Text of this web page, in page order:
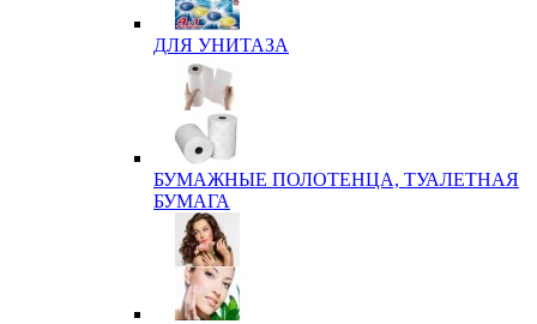
ДЛЯ УНИТАЗА
БУМАЖНЫЕ ПОЛОТЕНЦА, ТУАЛЕТНАЯ
БУМАГА